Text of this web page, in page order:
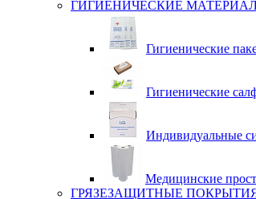
ГИГИЕНИЧЕСКИЕ
Гигиенические
Гигиенические
Индивидуальные
Медицинские
ГРЯЗЕЗАЩИТНЫЕ